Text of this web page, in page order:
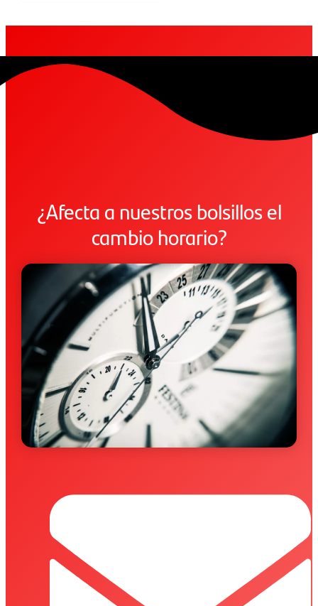
¿Afecta a nuestros bolsillos el
cambio horario?